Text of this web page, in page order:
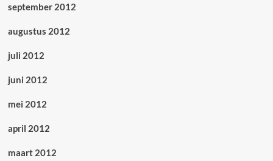
september 2012
augustus 2012
juli 2012
juni 2012
mei 2012
april 2012
maart 2012